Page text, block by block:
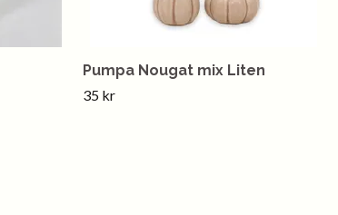
Pumpa Nougat mix Liten
35 kr